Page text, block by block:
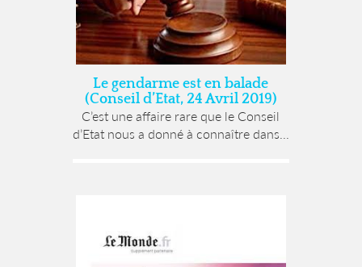
Le gendarme est en balade
(Conseil d’Etat, 24 Avril 2019)
C’est une affaire rare que le Conseil
d’Etat nous a donné à connaître dans...